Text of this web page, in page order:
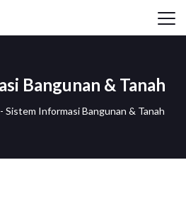
Bangunan & Tanah
- Sistem Informasi Bangunan & Tanah